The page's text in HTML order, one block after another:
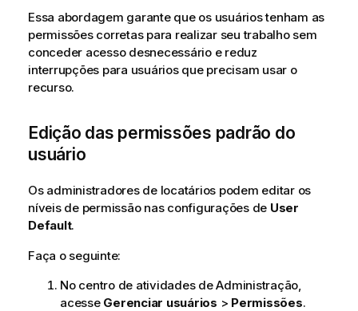
Essa abordagem garante que os usuários tenham as
permissões corretas para realizar seu trabalho sem
conceder acesso desnecessário e reduz
interrupções para usuários que precisam usar o
recurso.
Edição das permissões padrão do
usuário
Os administradores de locatários podem editar os
níveis de permissão nas configurações de User
Default.
Faça o seguinte:
No centro de atividades deAdministração,
acesse Gerenciar usuários > Permissões.